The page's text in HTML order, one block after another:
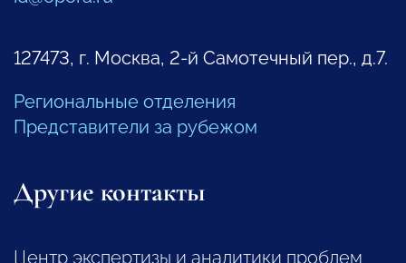
127473, г. Москва, 2-й Самотечный пер., д.7.
Региональные отделения
Представители за рубежом
Другие контакты
Центр экспертизы и аналитики проблем